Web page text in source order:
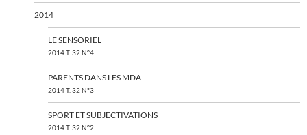
2014
LE SENSORIEL
2014 T. 32 N°4
PARENTS DANS LES MDA
2014 T. 32 N°3
SPORT ET SUBJECTIVATIONS
2014 T. 32 N°2